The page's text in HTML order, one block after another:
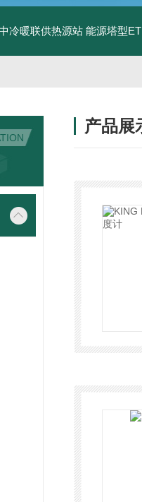
冷暖联供热源站 能源塔型
产品展